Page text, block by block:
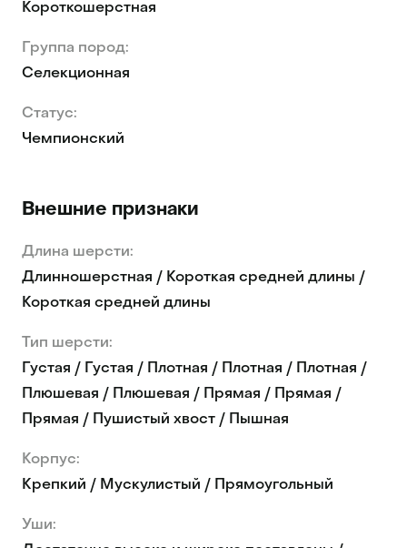
Короткошерстная
Группа пород:
Селекционная
Статус:
Чемпионский
Внешние признаки
Длина шерсти:
Длинношерстная / Короткая средней длины /
Короткая средней длины
Тип шерсти:
Густая / Густая / Плотная / Плотная / Плотная /
Плюшевая / Плюшевая / Прямая / Прямая /
Прямая / Пушистый хвост / Пышная
Корпус:
Крепкий / Мускулистый / Прямоугольный
Уши: